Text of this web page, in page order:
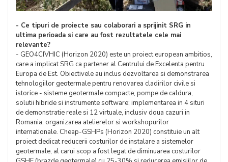
- Ce tipuri de proiecte sau colaborari a sprijinit SRG in
ultima perioada si care au fost rezultatele cele mai
relevante?
- GEO4CIVHIC (Horizon 2020) este un proiect european ambitios,
care a implicat SRG ca partener al Centrului de Excelenta pentru
Europa de Est. Obiectivele au inclus dezvoltarea si demonstrarea
tehnologiilor geotermale pentru renovarea cladirilor civile si
istorice - sisteme geotermale compacte, pompe de caldura,
solutii hibride si instrumente software; implementarea in 4 situri
de demonstratie reale si 12 virtuale, inclusiv doua cazuri in
Romania; organizarea atelierelor si workshopurilor
internationale. Cheap-GSHPs (Horizon 2020) constituie un alt
proiect dedicat reducerii costurilor de instalare a sistemelor
geotermale, al carui scop a fost legat de diminuarea costurilor